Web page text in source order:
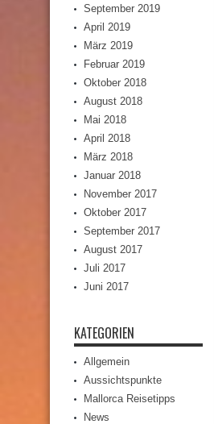
September 2019
April 2019
März 2019
Februar 2019
Oktober 2018
August 2018
Mai 2018
April 2018
März 2018
Januar 2018
November 2017
Oktober 2017
September 2017
August 2017
Juli 2017
Juni 2017
KATEGORIEN
Allgemein
Aussichtspunkte
Mallorca Reisetipps
News